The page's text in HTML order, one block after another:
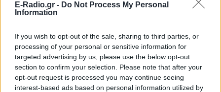
E-Radio.gr - Do Not Process My Personal
Information
If you wish to opt-out of the sale, sharing to third parties, or
processing of your personal or sensitive information for
targeted advertising by us, please use the below opt-out
section to confirm your selection. Please note that after your
opt-out request is processed you may continue seeing
interest-based ads based on personal information utilized by
@themarysue.com
Ένας γνωστός στίχος που ακουγόταν στην ταινία,
ανήκε σε ένα τραγούδι για τους εορτασμούς της
«Νύχτας του Γκάι Φοκς». Και έλεγε μεταξύ άλλων: